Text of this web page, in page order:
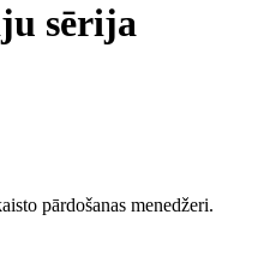
sērija
pārdošanas menedžeri.